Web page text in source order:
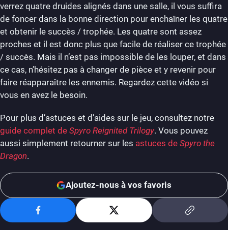
verrez quatre druides alignés dans une salle, il vous suffira
de foncer dans la bonne direction pour enchaîner les quatre
et obtenir le succès / trophée. Les quatre sont assez
proches et il est donc plus que facile de réaliser ce trophée
/ succès. Mais il n’est pas impossible de les louper, et dans
ce cas, n’hésitez pas à changer de pièce et y revenir pour
faire réapparaître les ennemis. Regardez cette vidéo si
vous en avez le besoin.
Pour plus d’astuces et d’aides sur le jeu, consultez notre
guide complet de Spyro Reignited Trilogy. Vous pouvez
aussi simplement retourner sur les astuces de Spyro the
Dragon.
Ajoutez-nous à vos favoris